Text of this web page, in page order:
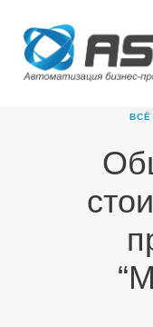
ВСЁ
О
КАРЬЕРА